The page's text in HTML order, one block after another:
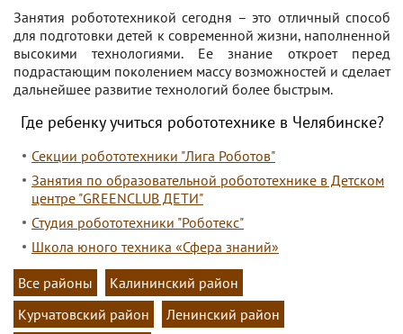
Занятия робототехникой сегодня – это отличный способ
для подготовки детей к современной жизни, наполненной
высокими технологиями. Ее знание откроет перед
подрастающим поколением массу возможностей и сделает
дальнейшее развитие технологий более быстрым.
Где ребенку учиться робототехнике в Челябинске?
Секции робототехники "Лига Роботов"
Занятия по образовательной робототехнике в Детском
центре "GREENCLUB ДЕТИ"
Студия робототехники "Роботекс"
Школа юного техника «Сфера знаний»
Все районы
Калининский район
Курчатовский район
Ленинский район